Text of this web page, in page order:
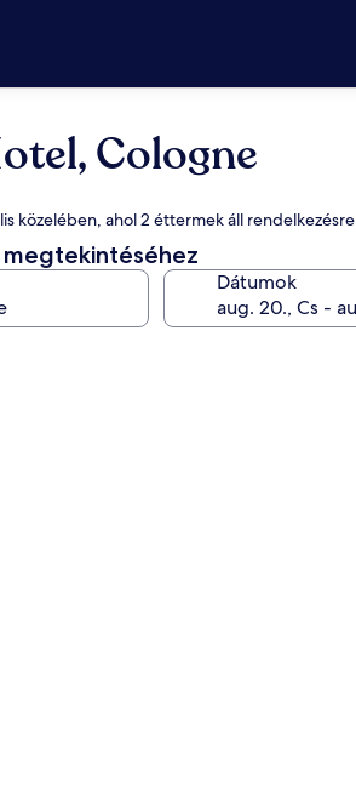
Cologne
közelében, ahol 2 éttermek áll rendelkezésre
Dátumok